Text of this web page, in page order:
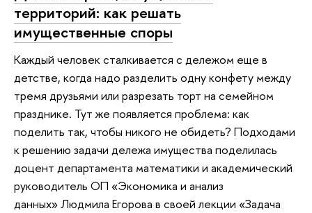
территорий: как решать
имущественные споры
Каждый человек сталкивается с дележом еще в
детстве, когда надо разделить одну конфету между
тремя друзьями или разрезать торт на семейном
празднике. Тут же появляется проблема: как
поделить так, чтобы никого не обидеть? Подходами
к решению задачи дележа имущества поделилась
доцент департамента математики и академический
руководитель ОП «Экономика и анализ
данных» Людмила Егорова в своей лекции «Задача